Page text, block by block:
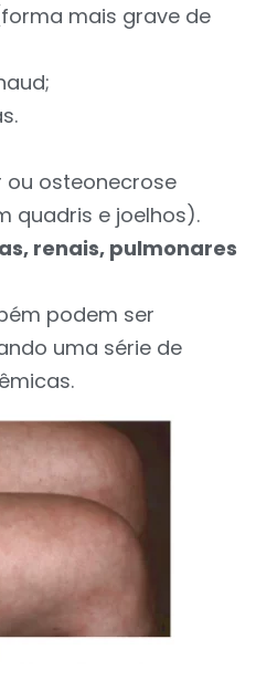
mais grave de
ou osteonecrose
quadris e joelhos).
renais, pulmonares
podem ser
uma série de